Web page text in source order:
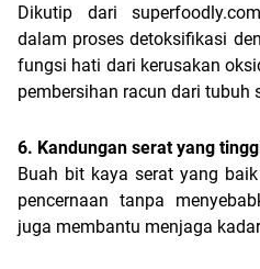
Dikutip dari
dalam proses detoksifikasi
fungsi hati dari kerusakan
pembersihan racun dari tubuh
6. Kandungan serat yang
Buah bit kaya serat yang
pencernaan tanpa
juga membantu menjaga